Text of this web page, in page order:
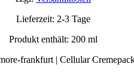
Lieferzeit: 2-3 Tage
Produkt enthält: 200 ml